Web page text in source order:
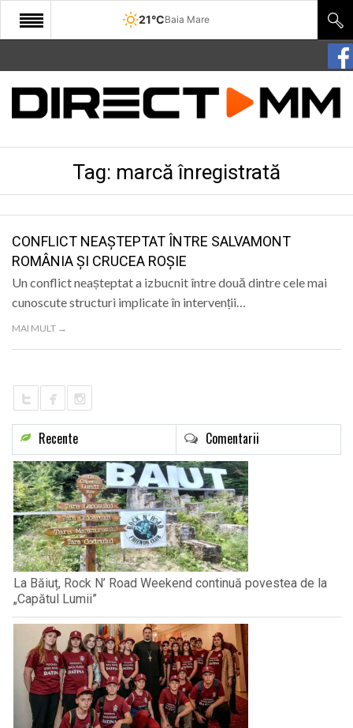
21°CBaia Mare
START
COMUNITATE
CULTURA
SANATATE
SPORT
SPECIAL
POLITIC
Tag: marcă înregistrată
CONFLICT NEAȘTEPTAT ÎNTRE SALVAMONT
ROMÂNIA ȘI CRUCEA ROȘIE
Un conflict neașteptat a izbucnit între două dintre cele mai
cunoscute structuri implicate în intervenții…
MAI MULT →
Recente Comentarii
La Băiuț, Rock N’ Road Weekend continuă povestea de la
„Capătul Lumii”